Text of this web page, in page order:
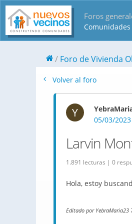
Foros
Comunidades
Foro de Vivienda
Volver al foro
Y
05/03/2023
Larvin
1.891 lecturas | 0
Hola, estoy
Editado por YebraMaria23